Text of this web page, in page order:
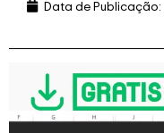
Data de Publicação: